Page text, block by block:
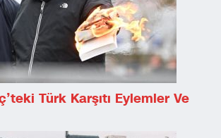
Türk Karşıtı Eylemler Ve